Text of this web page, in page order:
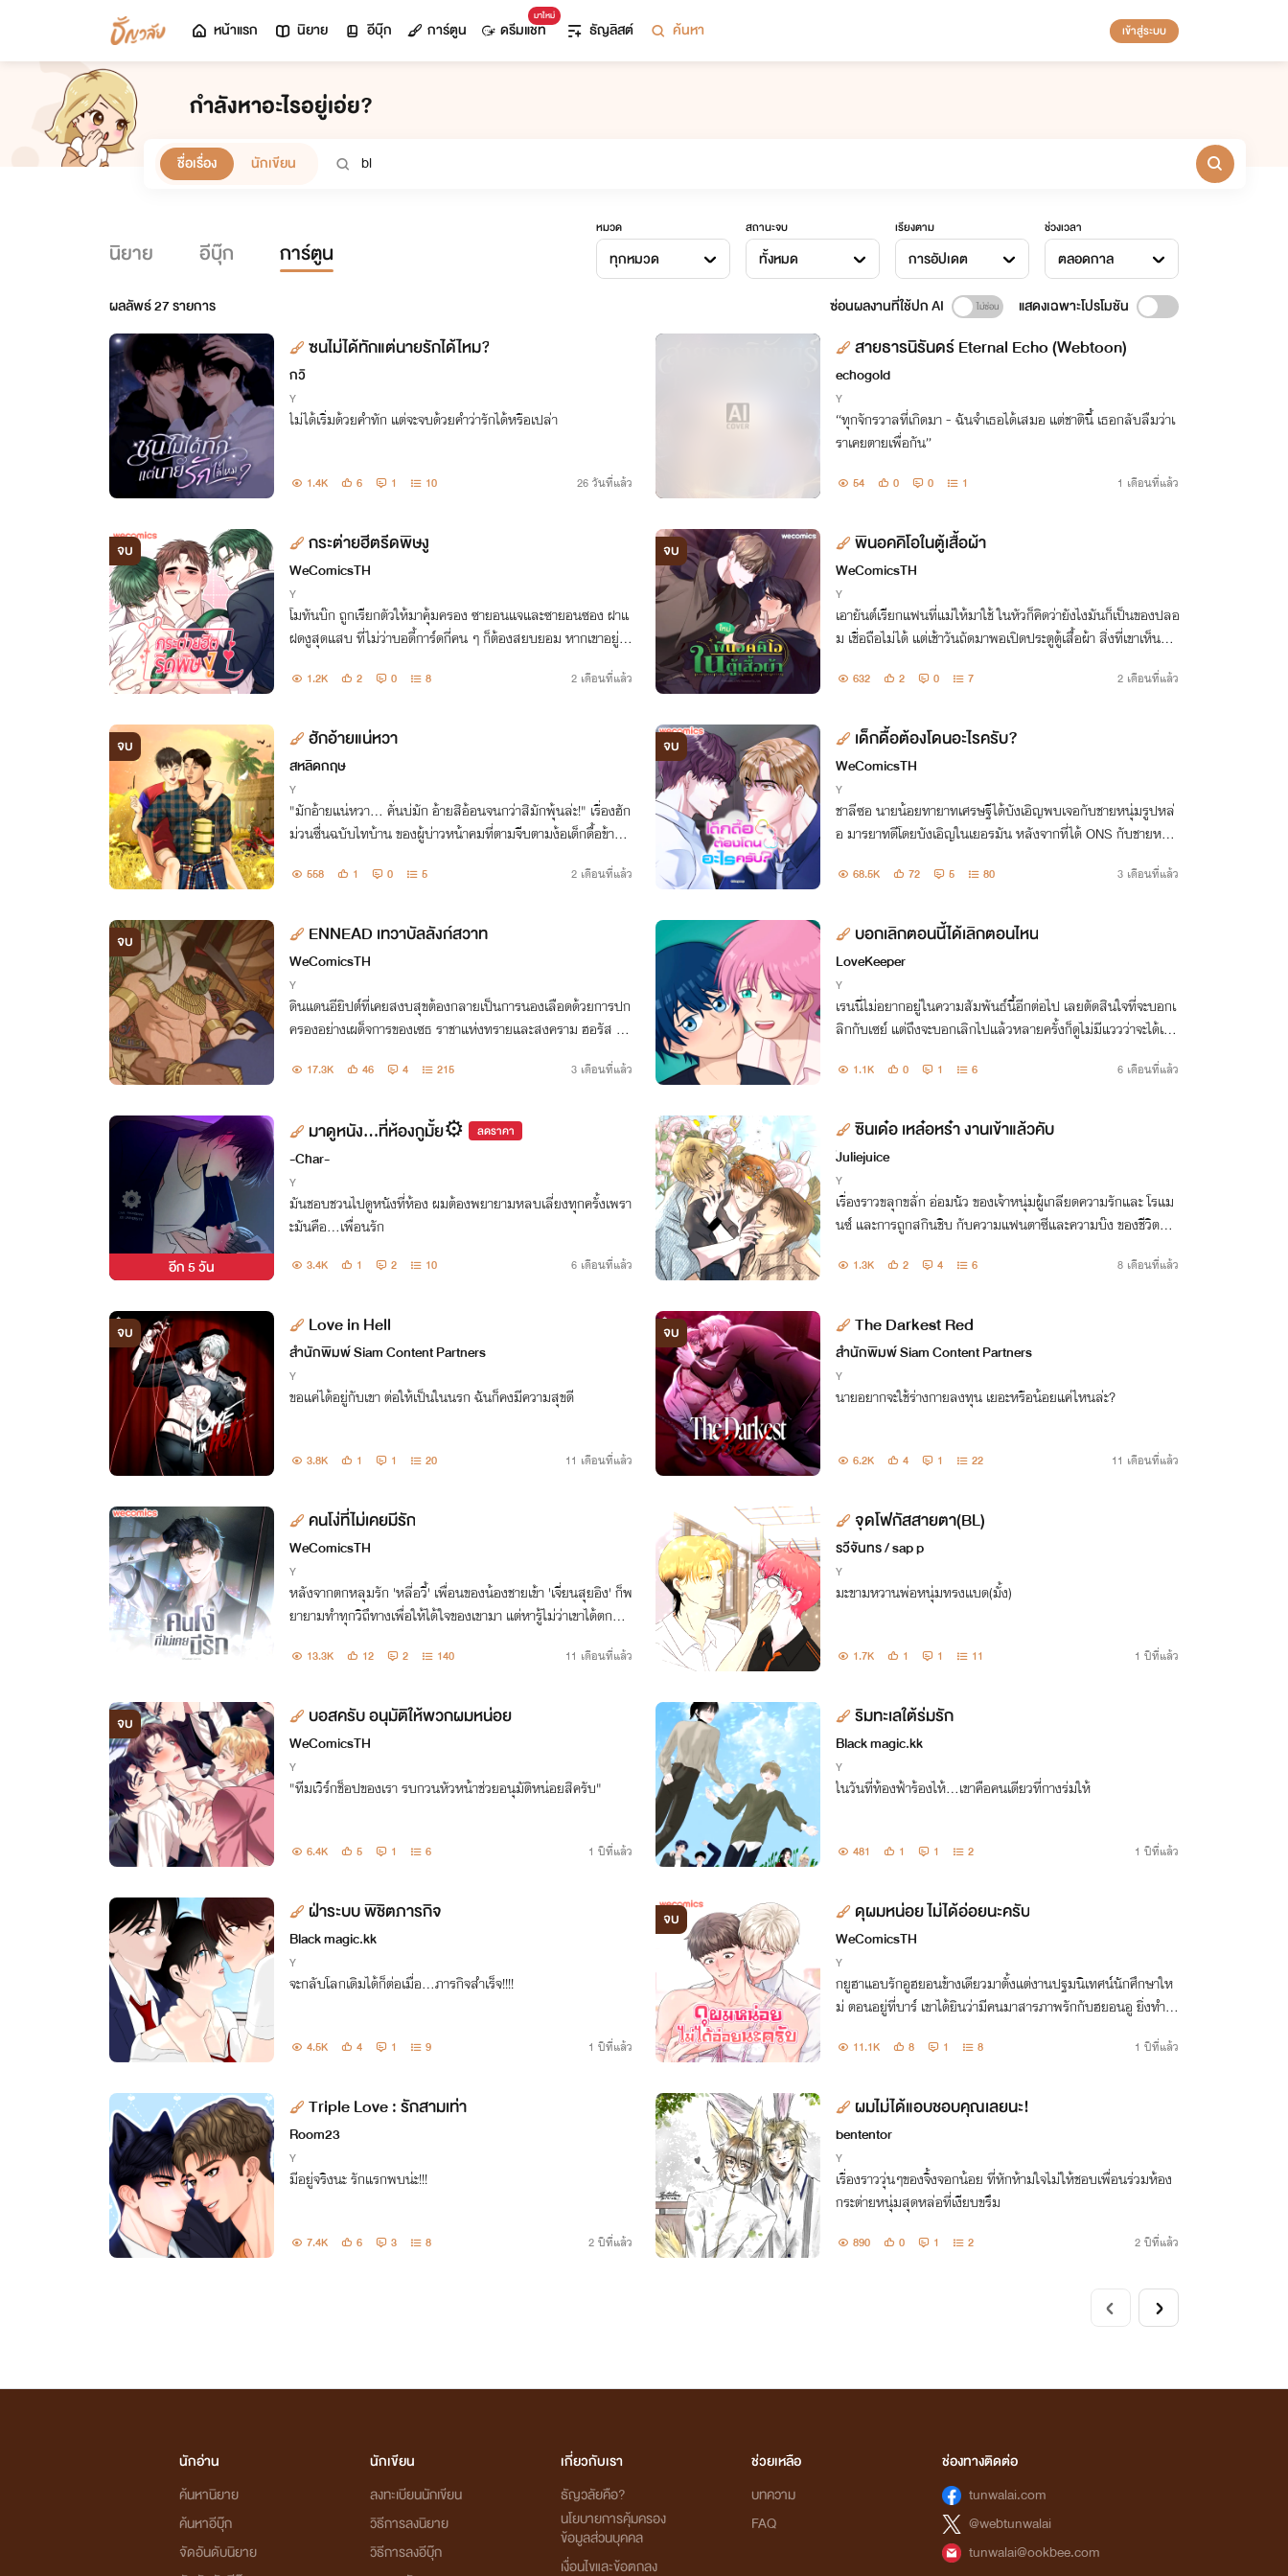
หน้าแรก นิยาย อีบุ๊ก การ์ตูน
มาใหม่
ดรีมแชท ธัญลิสต์ ค้นหา เข้าสู่ระบบ
กำลังหาอะไรอยู่เอ่ย?
ชื่อเรื่อง นักเขียน
นิยาย อีบุ๊ก การ์ตูน
หมวด
ทุกหมวด
สถานะจบ
ทั้งหมด
เรียงตาม
การอัปเดต
ช่วงเวลา
ตลอดกาล
ผลลัพธ์27รายการ ซ่อนผลงานที่ใช้ปก AI แสดงเฉพาะโปรโมชัน
ซนไม่ได้ทักแต่นายรักได้ไหม?
กวิ
Y
ไม่ได้เริ่มด้วยคำทัก แต่จะจบด้วยคำว่ารักได้หรือเปล่า
1.4K 6 1 10 26 วันที่แล้ว
สายธารนิรันดร์ Eternal Echo (Webtoon)
echogold
Y
“ทุกจักรวาลที่เกิดมา - ฉันจำเธอได้เสมอ แต่ชาตินี้ เธอกลับลืมว่าเ
ราเคยตายเพื่อกัน”
54 0 0 1 1 เดือนที่แล้ว
จบ กระต่ายฮีตรีดพิษงู
WeComicsTH
Y
โมทันบ๊ก ถูกเรียกตัวให้มาคุ้มครอง ซายอนแจและซายอนซอง ฝาแ
ฝดงูสุดแสบ ที่ไม่ว่าบอดี้การ์ดกี่คน ๆ ก็ต้องสยบยอม หากเขาอยู่คุ้
อญาติให้เป็นอิสระ!!
1.2K 2 0 8 2 เดือนที่แล้ว
จบ พินอคคิโอในตู้เสื้อผ้า
WeComicsTH
Y
เอายันต์เรียกแฟนที่แม่ให้มาใช้ ในหัวก็คิดว่ายังไงมันก็เป็นของปลอ
ม เชื่อถือไม่ได้ แต่เช้าวันถัดมาพอเปิดประตูตู้เสื้อผ้า สิ่งที่เขาเห็นกลั
632 2 0 7 2 เดือนที่แล้ว
จบ ฮักอ้ายแน่หวา
สหลิดกฤษ
Y
"มักอ้ายแน่หวา... คั่นบ่มัก อ้ายสิอ้อนจนกว่าสิมักพุ้นล่ะ!" เรื่องฮัก
ม่วนซื่นฉบับไทบ้าน ของผู้บ่าวหน้าคมที่ตามจีบตามง้อเด็กดื้อข้างบ้
558 1 0 5 2 เดือนที่แล้ว
จบ เด็กดื้อต้องโดนอะไรครับ?
WeComicsTH
Y
ชาลีซอ นายน้อยทายาทเศรษฐีได้บังเอิญพบเจอกับชายหนุ่มรูปหล่
อ มารยาทดีโดยบังเอิญในเยอรมัน หลังจากที่ได้ ONS กับชายหนุ่ม
บประเทศ
68.5K 72 5 80 3 เดือนที่แล้ว
จบ ENNEAD เทวาบัลลังก์สวาท
WeComicsTH
Y
ดินแดนอียิปต์ที่เคยสงบสุขต้องกลายเป็นการนองเลือดด้วยการปก
ครองอย่างเผด็จการของเซธ ราชาแห่งทรายและสงคราม ฮอรัส บุต
17.3K 46 4 215 3 เดือนที่แล้ว
บอกเลิกตอนนี้ได้เลิกตอนไหน
LoveKeeper
Y
เรนนี่ไม่อยากอยู่ในความสัมพันธ์นี้อีกต่อไป เลยตัดสินใจที่จะบอกเ
ลิกกับเซย์ แต่ถึงจะบอกเลิกไปแล้วหลายครั้งก็ดูไม่มีแววว่าจะได้เลิ
1.1K 0 1 6 6 เดือนที่แล้ว
อีก5 วัน
มาดูหนัง...ที่ห้องกูมั้ย⚙️ ลดราคา
-Char-
Y
มันชอบชวนไปดูหนังที่ห้อง ผมต้องพยายามหลบเลี่ยงทุกครั้งเพรา
ะมันคือ…เพื่อนรัก
3.4K 1 2 10 6 เดือนที่แล้ว
ซินเด๋อ เหล๋อหร๋า งานเข้าแล้วคับ
๋Juliejuice
Y
เรื่องราวขลุกขลั่ก อ่อมนัว ของเจ้าหนุ่มผู้เกลียดความรักและ โรแม
นซ์ และการถูกสกินชิบ กับความแฟนตาซีและความบ๊ง ของชีวิตที่ดู
ง 2 หมา
1.3K 2 4 6 8 เดือนที่แล้ว
จบ Love in Hell
สำนักพิมพ์ Siam Content Partners
Y
ขอแค่ได้อยู่กับเขา ต่อให้เป็นในนรก ฉันก็คงมีความสุขดี
3.8K 1 1 20 11 เดือนที่แล้ว
จบ The Darkest Red
สำนักพิมพ์ Siam Content Partners
Y
นายอยากจะใช้ร่างกายลงทุน เยอะหรือน้อยแค่ไหนล่ะ?
6.2K 4 1 22 11 เดือนที่แล้ว
คนโง่ที่ไม่เคยมีรัก
WeComicsTH
Y
หลังจากตกหลุมรัก 'หลี่อวี้' เพื่อนของน้องชายเข้า 'เจี่ยนสุยอิง' ก็พ
ยายามทำทุกวิถึทางเพื่อให้ได้ใจของเขามา แต่หารู้ไม่ว่าเขาได้ตกหลุ
13.3K 12 2 140 11 เดือนที่แล้ว
จุดโฟกัสสายตา(BL)
รวีจันทร / sap p
Y
มะขามหวานพ่อหนุ่มทรงเเบด(มั้ง)
1.7K 1 1 11 1 ปีที่แล้ว
จบ บอสครับ อนุมัติให้พวกผมหน่อย
WeComicsTH
Y
"ทีมเวิร์กช็อปของเรา รบกวนหัวหน้าช่วยอนุมัติหน่อยสิครับ"
6.4K 5 1 6 1 ปีที่แล้ว
ริมทะเลใต้ร่มรัก
Black magic.kk
Y
ในวันที่ท้องฟ้าร้องไห้…เขาคือคนเดียวที่กางร่มให้
481 1 1 2 1 ปีที่แล้ว
ฝ่าระบบ พิชิตภารกิจ
Black magic.kk
Y
จะกลับโลกเดิมได้ก็ต่อเมื่อ…ภารกิจสำเร็จ!!!!
4.5K 4 1 9 1 ปีที่แล้ว
จบ ดุผมหน่อย ไม่ได้อ่อยนะครับ
WeComicsTH
Y
กยูฮาแอบรักอูฮยอนข้างเดียวมาตั้งแต่งานปฐมนิเทศน์นักศึกษาให
ม่ ตอนอยู่ที่บาร์ เขาได้ยินว่ามีคนมาสารภาพรักกับฮยอนอู ยิ่งทำให้
สุดแสนเซ็กซี
11.1K 8 1 8 1 ปีที่แล้ว
Triple Love : รักสามเท่า
Room23
Y
มีอยู่จริงนะ รักแรกพบน่ะ!!!
7.4K 6 3 8 2 ปีที่แล้ว
ผมไม่ได้แอบชอบคุณเลยนะ!
bententor
Y
เรื่องราววุ่นๆของจิ้งจอกน้อย ที่หักห้ามใจไม่ให้ชอบเพื่อนร่วมห้อง
กระต่ายหนุ่มสุดหล่อที่เงียบขรึม
890 0 1 2 2 ปีที่แล้ว
นักอ่าน
ค้นหานิยาย
ค้นหาอีบุ๊ก
จัดอันดับนิยาย
นักเขียน
ลงทะเบียนนักเขียน
วิธีการลงนิยาย
วิธีการลงอีบุ๊ก
เกี่ยวกับเรา
ธัญวลัยคือ?
นโยบายการคุ้มครอง
ข้อมูลส่วนบุคคล
เงื่อนไขและข้อตกลง
ช่วยเหลือ
บทความ
FAQ
ช่องทางติดต่อ
tunwalai.com
@webtunwalai
tunwalai@ookbee.com